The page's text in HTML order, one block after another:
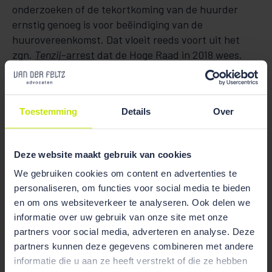
Toestemming Details Over
Deze website maakt gebruik van cookies
We gebruiken cookies om content en advertenties te
personaliseren, om functies voor social media te bieden
en om ons websiteverkeer te analyseren. Ook delen we
informatie over uw gebruik van onze site met onze
partners voor social media, adverteren en analyse. Deze
partners kunnen deze gegevens combineren met andere
informatie die u aan ze heeft verstrekt of die ze hebben
onderzoeken of de tekortkoming van de huurder
ernstig genoeg is voor beëindiging van de
huurovereenkomst. Dat vloeit reeds voort uit het
zgn. Tenzij-arrest dat de Hoge Raad in 2018 wees.
Het college voegt hier nu aan toe dat bij dit
ambtshalve onderzoek relevant kan zijn dat de
beding te veel huur heeft betaald.
verjaringsaspecten heeft de Hoge Raad verder
buiten beschouwing gelaten.
In deze zaak werden de Vereniging Nederlandse
Woonbond en Huurdersvereniging Java als derde-
inspreker bijgestaan doorMirella Peletier.
Heeft u vragen over deze uitspraak in een lopende